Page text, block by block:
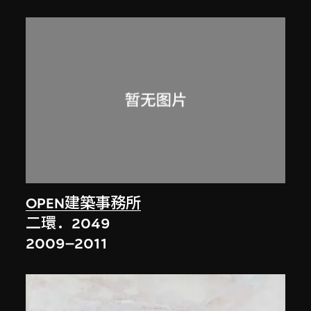
OPEN建築事務所
二環．2049
2009–2011